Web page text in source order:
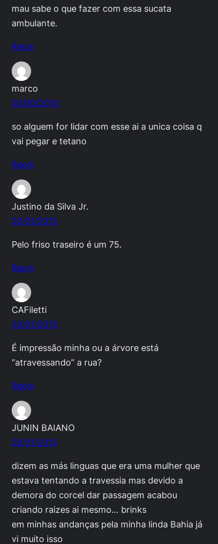
mau sabe o que fazer com essa sucata
ambulante.
Reply
marco
03/30/2013
so alguem for lidar com esse ai a unica coisa q
vai pegar e tetano
Reply
Justino da Silva Jr.
03/31/2013
Pelo friso traseiro é um 75.
Reply
CAFiletti
03/31/2013
É impressão minha ou a árvore está
“atravessando” a rua?
Reply
JUNIN BAIANO
03/31/2013
dizem as más linguas que era uma mulher que
estava tentando a travessia mas devido a
demora do corcel dar passagem acabou
criando raizes ai mesmo… brinks
em minhas andanças pela minha linda Bahia já
vi muito isso